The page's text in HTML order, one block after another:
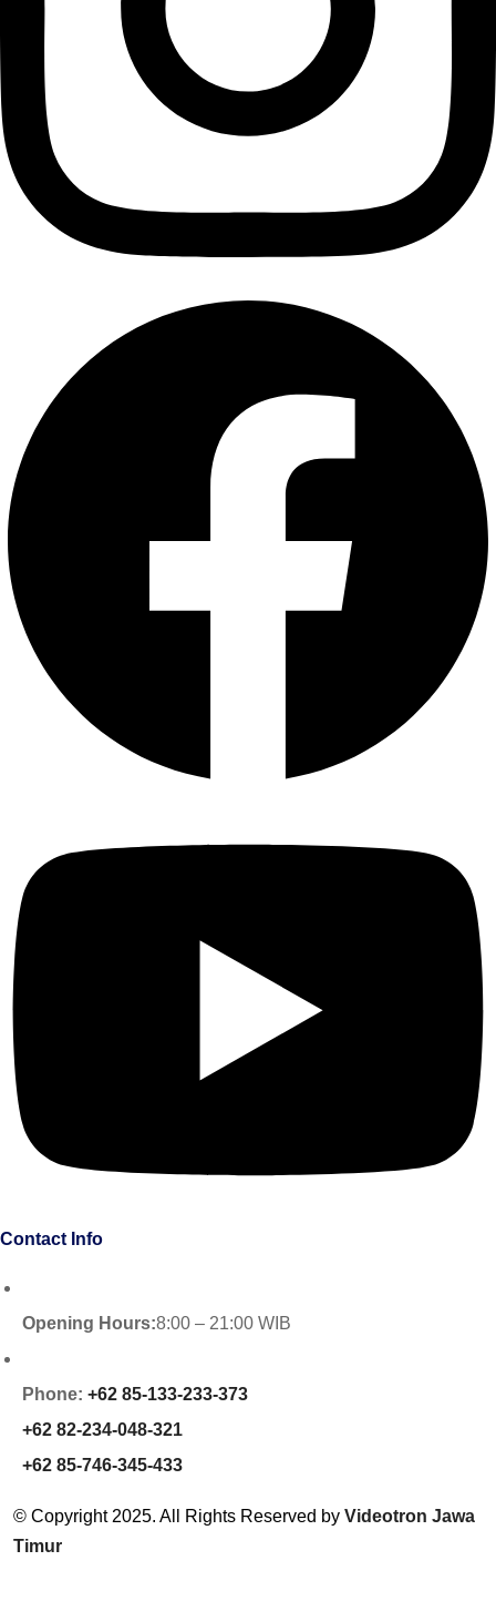
Contact Info
Opening Hours:8:00 – 21:00 WIB
Phone: +62 85-133-233-373
+62 82-234-048-321
+62 85-746-345-433
© Copyright 2025. All Rights Reserved by Videotron Jawa
Timur